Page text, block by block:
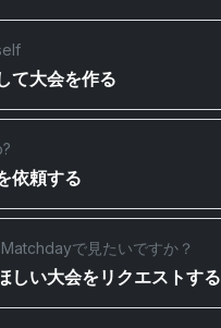
て大会を作る
依頼する
で見たいですか？
しい大会をリクエストする